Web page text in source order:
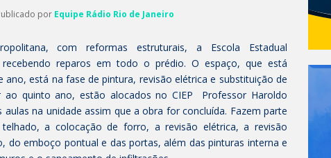
por Equipe Rádio Rio de Janeiro
com reformas estruturais, a Escola Estadual
recebendo reparos em todo o prédio. O espaço, que está
está na fase de pintura, revisão elétrica e substituição de
ao quinto ano, estão alocados no CIEP Professor Haroldo
na unidade assim que a obra for concluída. Fazem parte
a colocação de forro, a revisão elétrica, a revisão
do emboço pontual e das portas, além das pinturas interna e